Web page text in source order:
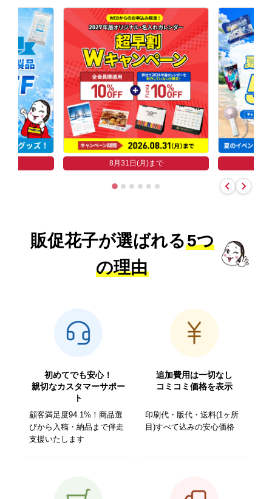
8月31日(月)まで
販促花子が選ばれる5つ
の理由
初めてでも安心！
親切なカスタマーサポー
ト
顧客満足度94.1%！商品選
びから入稿・納品まで伴走
支援いたします
追加費用は一切なし
コミコミ価格を表示
印刷代・版代・送料(1ヶ所
目)すべて込みの安心価格